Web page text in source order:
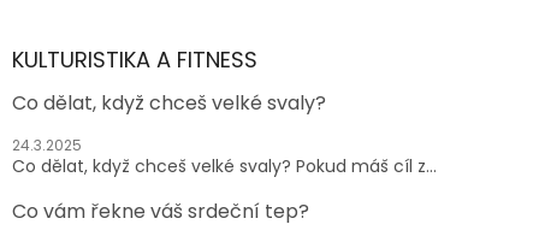
aKULTURISTIKA A FITNESS
Co dělat, když chceš velké svaly?
24.3.2025
Co dělat, když chceš velké svaly? Pokud máš cíl z...
Co vám řekne váš srdeční tep?